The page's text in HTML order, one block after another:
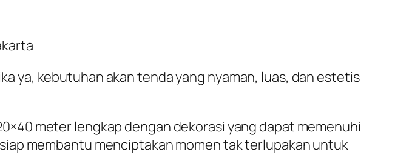
ya, kebutuhan akan tenda yang nyaman, luas, dan estetis
meter lengkap dengan dekorasi yang dapat memenuhi
membantu menciptakan momen tak terlupakan untuk